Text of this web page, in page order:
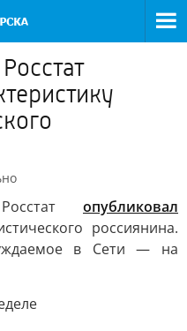
опубликовал
россиянина.
в Сети — на